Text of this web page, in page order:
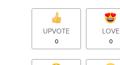
UPVOTE
0
LOVE
0